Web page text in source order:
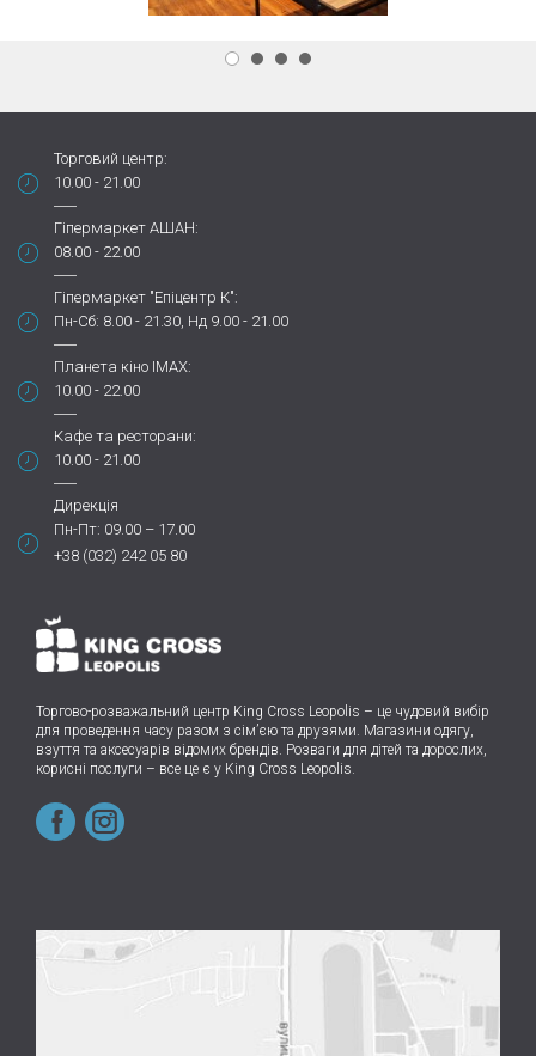
Торговий центр:
10.00 - 21.00
Гіпермаркет АШАН:
08.00 - 22.00
Гіпермаркет "Епіцентр К":
Пн-Сб: 8.00 - 21.30, Нд 9.00 - 21.00
Планета кіно IMAX:
10.00 - 22.00
Кафе та ресторани:
10.00 - 21.00
Дирекція
Пн-Пт: 09.00 – 17.00
+38 (032) 242 05 80
Торгово-розважальний центр King Cross Leopolis – це чудовий вибір
для проведення часу разом з сім’єю та друзями. Магазини одягу,
взуття та аксесуарів відомих брендів. Розваги для дітей та дорослих,
корисні послуги – все це є у King Cross Leopolis.